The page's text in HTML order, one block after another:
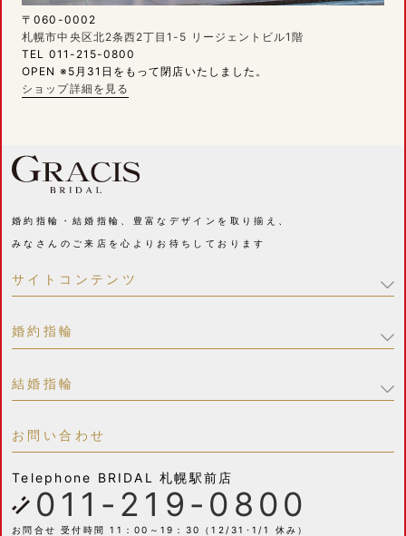
〒060-0002
札幌市中央区北2条西2丁目1-5 リージェントビル1階
TEL 011-215-0800
OPEN ※5月31日をもって閉店いたしました。
ショップ詳細を見る
婚約指輪・結婚指輪、豊富なデザインを取り揃え、
みなさんのご来店を心よりお待ちしております
サイトコンテンツ
婚約指輪
結婚指輪
お問い合わせ
Telephone BRIDAL 札幌駅前店
011-219-0800
お問合せ 受付時間 11：00～19：30（12/31･1/1 休み）